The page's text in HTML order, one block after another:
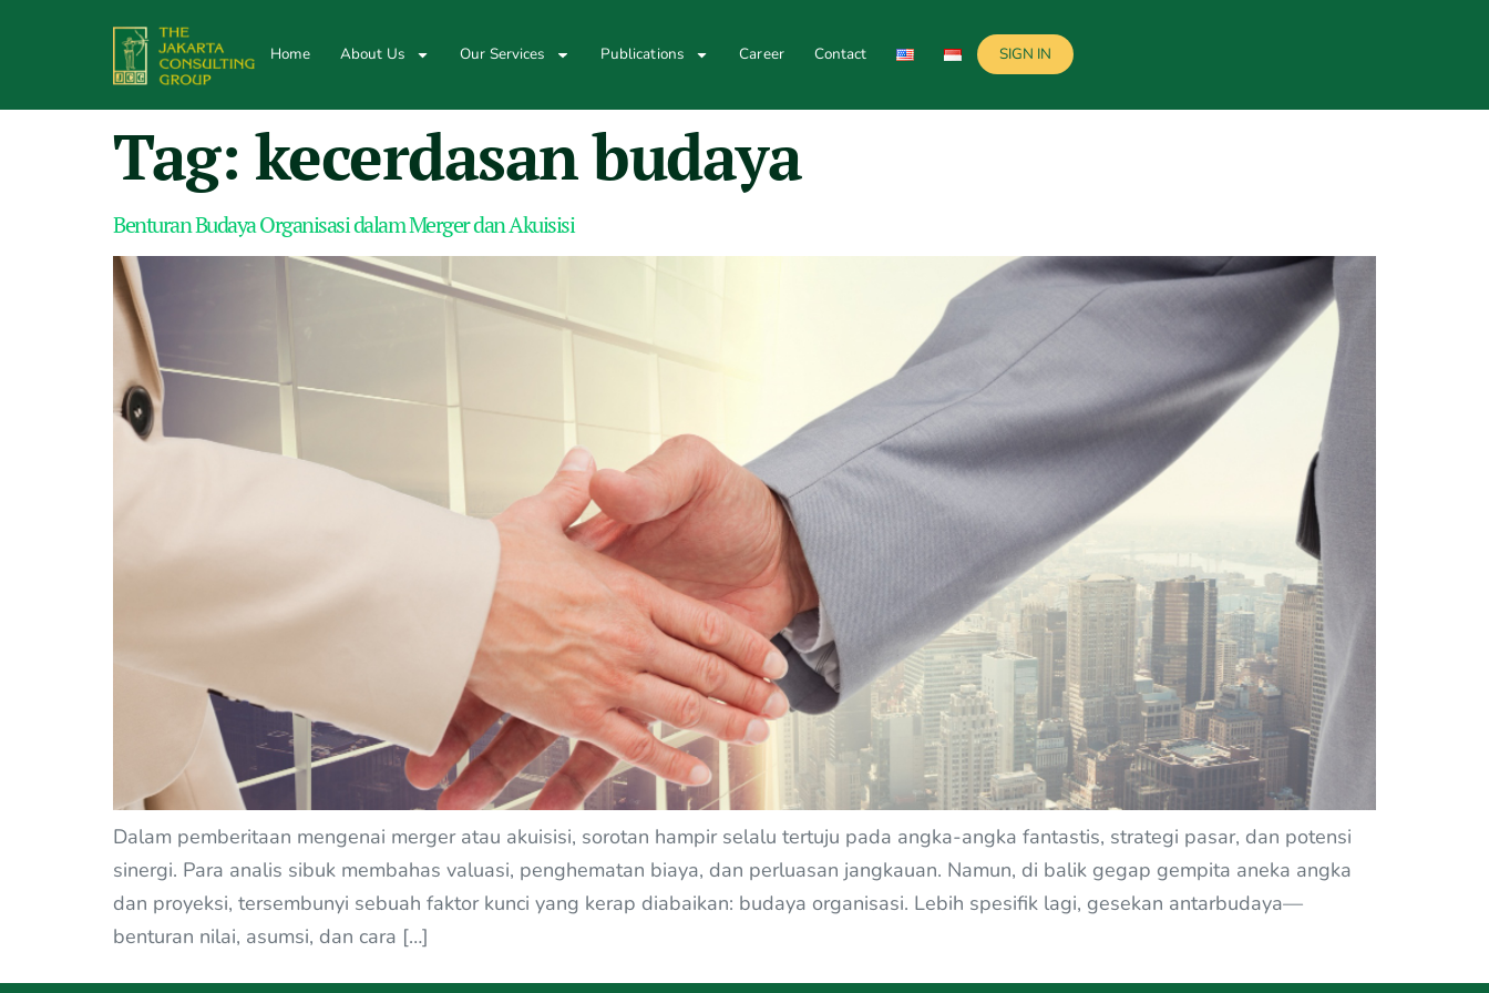
Home About Us Our Services Publications Career Contact SIGN IN
Tag: kecerdasan budaya
Benturan Budaya Organisasi dalam Merger dan Akuisisi
Dalam pemberitaan mengenai merger atau akuisisi, sorotan hampir selalu tertuju pada angka-angka fantastis, strategi pasar, dan potensi
sinergi. Para analis sibuk membahas valuasi, penghematan biaya, dan perluasan jangkauan. Namun, di balik gegap gempita aneka angka
dan proyeksi, tersembunyi sebuah faktor kunci yang kerap diabaikan: budaya organisasi. Lebih spesifik lagi, gesekan antarbudaya—
benturan nilai, asumsi, dan cara […]